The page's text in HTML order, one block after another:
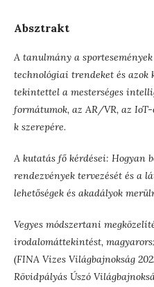
Absztrakt
A tanulmány a
technológiai trendeket és
tekintettel a mesterséges
formátumok, az AR/VR, az
k szerepére.
A kutatás fő kérdései: Hogyan
rendezvények tervezését és a
lehetőségek és akadályok
Vegyes módszertani
irodalomáttekintést,
(FINA Vizes Világbajnokság
Rövidpályás Úszó